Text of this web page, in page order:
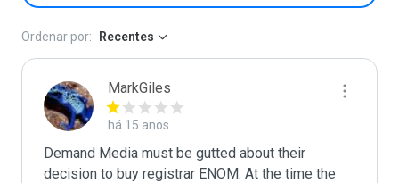
Ordenar por: Recentes
MarkGiles
há 15 anos
Demand Media must be gutted about their
decision to buy registrar ENOM. At the time the